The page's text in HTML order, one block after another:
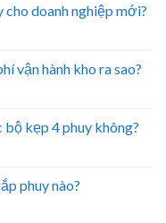
cho doanh nghiệp mới?
vận hành kho ra sao?
kẹp 4 phuy không?
phuy nào?